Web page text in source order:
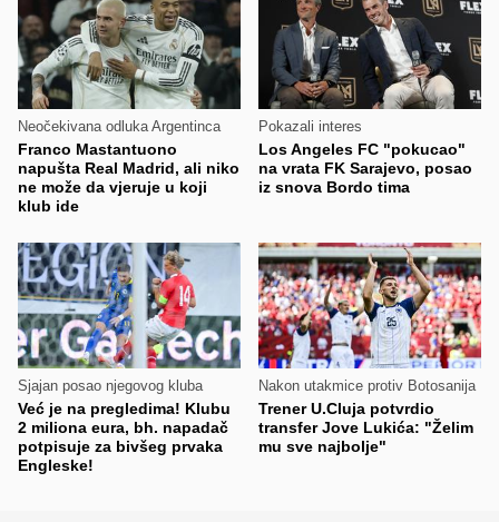
Neočekivana odluka Argentinca
Franco Mastantuono
napušta Real Madrid, ali niko
ne može da vjeruje u koji
klub ide
Pokazali interes
Los Angeles FC "pokucao"
na vrata FK Sarajevo, posao
iz snova Bordo tima
Sjajan posao njegovog kluba
Već je na pregledima! Klubu
2 miliona eura, bh. napadač
potpisuje za bivšeg prvaka
Engleske!
Nakon utakmice protiv Botosanija
Trener U.Cluja potvrdio
transfer Jove Lukića: "Želim
mu sve najbolje"